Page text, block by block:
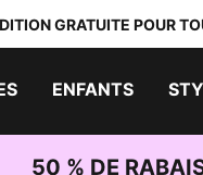
GRATUITE POUR
ENFANTS
50 % DE